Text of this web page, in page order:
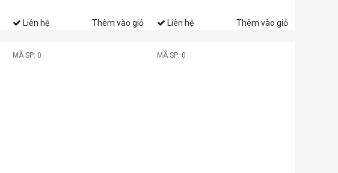
Liên hệ Thêm vào giỏ Liên hệ Thêm vào giỏ
MÃ SP: 0 MÃ SP: 0